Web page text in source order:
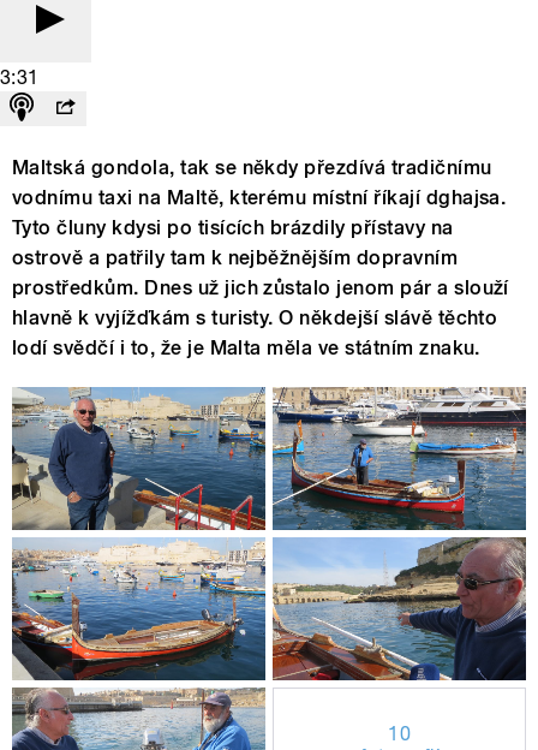
3:31
Maltská gondola, tak se někdy přezdívá tradičnímu
vodnímu taxi na Maltě, kterému místní říkají dghajsa.
Tyto čluny kdysi po tisících brázdily přístavy na
ostrově a patřily tam k nejběžnějším dopravním
prostředkům. Dnes už jich zůstalo jenom pár a slouží
hlavně k vyjížďkám s turisty. O někdejší slávě těchto
lodí svědčí i to, že je Malta měla ve státním znaku.
10